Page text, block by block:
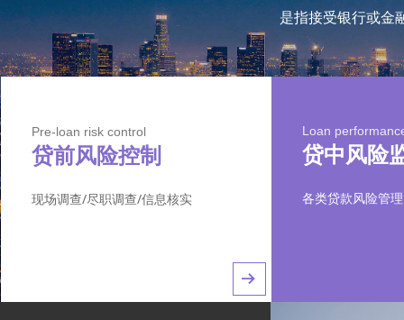
是指接受银行或金
贷前风险控制
Pre-loan risk control
现场调查/尽职调查/信息核实
뀠
贷中风险
Loan
各类贷款风险管理